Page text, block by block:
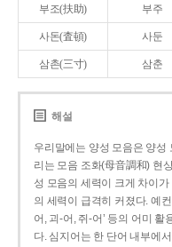
부조(扶助) 부주
사돈(査頓) 사둔
삼촌(三寸) 삼춘
해설
우리말에는 양성 모음은 양성
리는 모음 조화(母音調和) 현
성 모음의 세력이 크게 차이
의 세력이 급격히 커졌다. 예컨
어, 괴-어, 쥐-어’ 등의 어미
다. 심지어는 한 단어 내부에